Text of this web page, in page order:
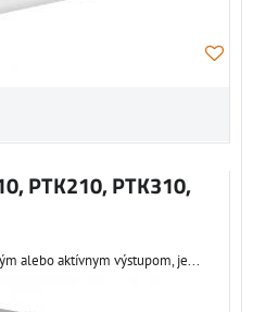
PTK210, PTK310,
alebo aktívnym výstupom, je...